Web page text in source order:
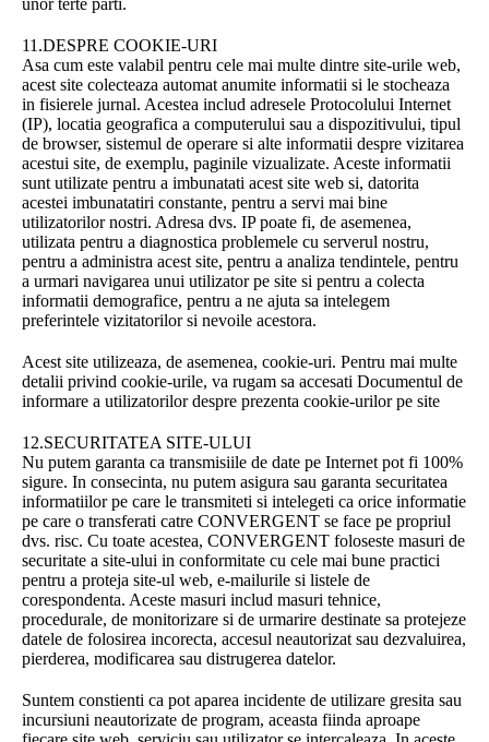
unor terte parti.
11.DESPRE COOKIE-URI
Asa cum este valabil pentru cele mai multe dintre site-urile web,
acest site colecteaza automat anumite informatii si le stocheaza
in fisierele jurnal. Acestea includ adresele Protocolului Internet
(IP), locatia geografica a computerului sau a dispozitivului, tipul
de browser, sistemul de operare si alte informatii despre vizitarea
acestui site, de exemplu, paginile vizualizate. Aceste informatii
sunt utilizate pentru a imbunatati acest site web si, datorita
acestei imbunatatiri constante, pentru a servi mai bine
utilizatorilor nostri. Adresa dvs. IP poate fi, de asemenea,
utilizata pentru a diagnostica problemele cu serverul nostru,
pentru a administra acest site, pentru a analiza tendintele, pentru
a urmari navigarea unui utilizator pe site si pentru a colecta
informatii demografice, pentru a ne ajuta sa intelegem
preferintele vizitatorilor si nevoile acestora.
Acest site utilizeaza, de asemenea, cookie-uri. Pentru mai multe
detalii privind cookie-urile, va rugam sa accesati Documentul de
informare a utilizatorilor despre prezenta cookie-urilor pe site
12.SECURITATEA SITE-ULUI
Nu putem garanta ca transmisiile de date pe Internet pot fi 100%
sigure. In consecinta, nu putem asigura sau garanta securitatea
informatiilor pe care le transmiteti si intelegeti ca orice informatie
pe care o transferati catre CONVERGENT se face pe propriul
dvs. risc. Cu toate acestea, CONVERGENT foloseste masuri de
securitate a site-ului in conformitate cu cele mai bune practici
pentru a proteja site-ul web, e-mailurile si listele de
corespondenta. Aceste masuri includ masuri tehnice,
procedurale, de monitorizare si de urmarire destinate sa protejeze
datele de folosirea incorecta, accesul neautorizat sau dezvaluirea,
pierderea, modificarea sau distrugerea datelor.
Suntem constienti ca pot aparea incidente de utilizare gresita sau
incursiuni neautorizate de program, aceasta fiinda aproape